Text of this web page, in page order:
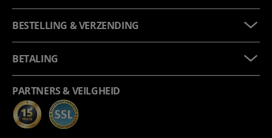
BESTELLING & VERZENDING
BETALING
PARTNERS & VEILGHEID